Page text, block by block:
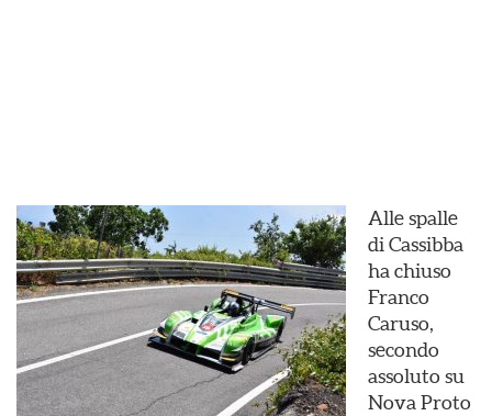
Alle spalle
di Cassibba
ha chiuso
Franco
Caruso,
secondo
assoluto su
Nova Proto